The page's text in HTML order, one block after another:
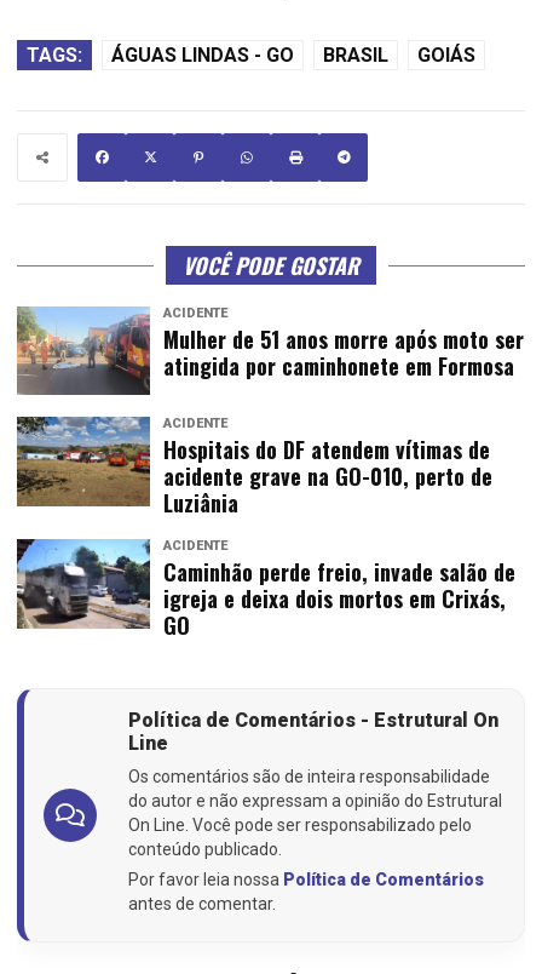
TAGS: ÁGUAS LINDAS - GO BRASIL GOIÁS
VOCÊ PODE GOSTAR
ACIDENTE
Mulher de 51 anos morre após moto ser
atingida por caminhonete em Formosa
ACIDENTE
Hospitais do DF atendem vítimas de
acidente grave na GO-010, perto de
Luziânia
ACIDENTE
Caminhão perde freio, invade salão de
igreja e deixa dois mortos em Crixás,
GO
Política de Comentários - Estrutural On
Line
Os comentários são de inteira responsabilidade
do autor e não expressam a opinião do Estrutural
On Line. Você pode ser responsabilizado pelo
conteúdo publicado.
Por favor leia nossa Política de Comentários
antes de comentar.